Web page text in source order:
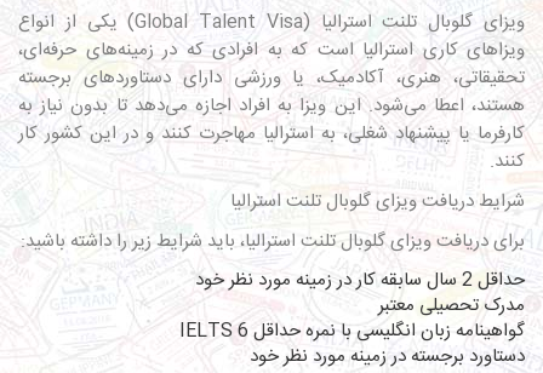
ویزای گلوبال تلنت استرالیا
(Global Talent Visa) یکی از انواع
ویزاهای کاری استرالیا است که به افرادی که در زمینه‌های حرفه‌ای،
تحقیقاتی، هنری، آکادمیک، یا ورزشی دارای دستاوردهای برجسته
هستند، اعطا می‌شود. این ویزا به افراد اجازه می‌دهد تا بدون نیاز به
کارفرما یا پیشنهاد شغلی، به استرالیا مهاجرت کنند و در این کشور کار
کنند.
شرایط دریافت ویزای گلوبال تلنت استرالیا
برای دریافت ویزای گلوبال تلنت استرالیا، باید شرایط زیر را داشته باشید:
حداقل 2 سال سابقه کار در زمینه مورد نظر خود
مدرک تحصیلی معتبر
گواهینامه زبان انگلیسی با نمره حداقل IELTS 6
دستاورد برجسته در زمینه مورد نظر خود